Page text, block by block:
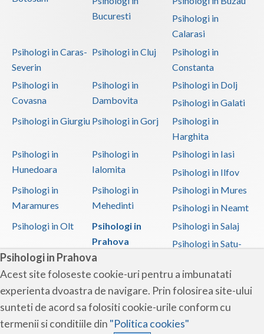
Psihologi in Prahova
Acest site foloseste cookie-uri pentru a imbunatati
experienta dvoastra de navigare. Prin folosirea site-ului
sunteti de acord sa folositi cookie-urile conform cu
termenii si conditiile din "Politica cookies"
Bucuresti
Psihologi in
Calarasi
Psihologi in Caras-
Severin
Psihologi in Cluj
Psihologi in
Constanta
Psihologi in
Covasna
Psihologi in
Dambovita
Psihologi in Dolj
Psihologi in Galati
Psihologi in Giurgiu Psihologi in Gorj
Psihologi in
Harghita
Psihologi in
Hunedoara
Psihologi in
Ialomita
Psihologi in Iasi
Psihologi in Ilfov
Psihologi in
Maramures
Psihologi in
Mehedinti
Psihologi in Mures
Psihologi in Neamt
Psihologi in Olt
Psihologi in
Prahova
Psihologi in Salaj
Psihologi in Satu-
Psihologi in Sibiu
Psihologi in
Suceava
Psihologi in
Teleorman
Psihologi in Timis
Psihologi in Tulcea Psihologi in Valcea
Psihologi in Vaslui
Psihologi in